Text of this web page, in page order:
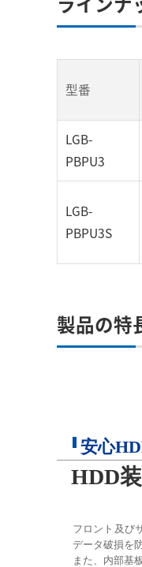
型番
LGB-
PBPU3
LGB-
PBPU3S
製品の特
安心
HDD
フロント及び
データ破損を
また、内部基